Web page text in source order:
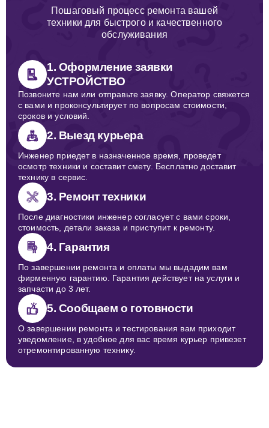
Пошаговый процесс ремонта вашей
техники для быстрого и качественного
обслуживания
1. Оформление заявки
УСТРОЙСТВО
Позвоните нам или отправьте заявку. Оператор свяжется
с вами и проконсультирует по вопросам стоимости,
сроков и условий.
2. Выезд курьера
Инженер приедет в назначенное время, проведет
осмотр техники и составит смету. Бесплатно доставит
технику в сервис.
3. Ремонт техники
После диагностики инженер согласует с вами сроки,
стоимость, детали заказа и приступит к ремонту.
4. Гарантия
По завершении ремонта и оплаты мы выдадим вам
фирменную гарантию. Гарантия действует на услуги и
запчасти до 3 лет.
5. Сообщаем о готовности
О завершении ремонта и тестирования вам приходит
уведомление, в удобное для вас время курьер привезет
отремонтированную технику.